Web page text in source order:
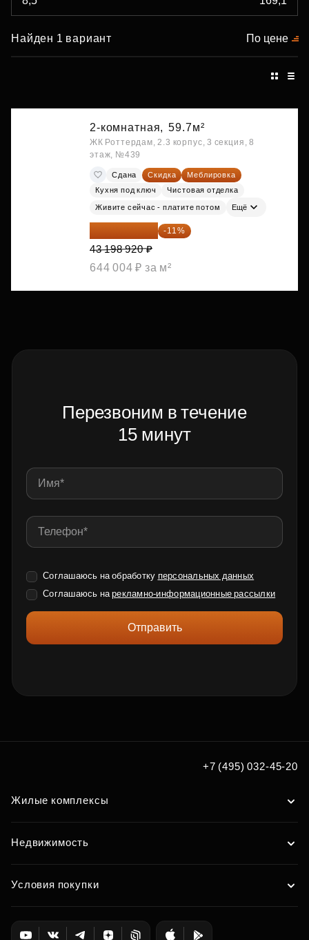
Найден 1 вариант По цене
2-комнатная, 59.7м²
ЖК Роттердам, 2.3 корпус, 3 секция, 8
этаж, №439
Сдана Скидка
Меблировка
Кухня под ключ
Чистовая отделка
Живите сейчас - платите потом Ещё
38 447 039 ₽ -11%
43 198 920 ₽
644 004 ₽ за м²
Перезвоним в течение
15 минут
Соглашаюсь на обработку персональных данных
Соглашаюсь нарекламно-информационные рассылки
Отправить
+7 (495) 032-45-20
Жилые комплексы
Недвижимость
Условия покупки